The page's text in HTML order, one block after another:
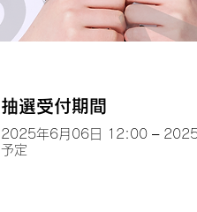
抽選受付期間
2025年6月06日 12:00 –
予定